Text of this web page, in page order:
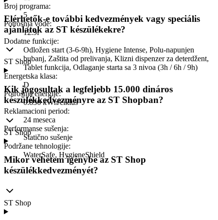
Broj programa:
5
Potrošnja vode:
12.9l
Dodatne funkcije:
Odložen start (3-6-9h), Hygiene Intense, Polu-napunjen
bubanj, Zaštita od prelivanja, Klizni dispenzer za deterdžent,
Tablet funkcija, Odlaganje starta sa 3 nivoa (3h / 6h / 9h)
Energetska klasa:
D
Potrošnja energije:
0.836 kWh/ciklus
Reklamacioni period:
24 meseca
Performanse sušenja:
Statično sušenje
Podržane tehnologije:
WaterSafe, HygieneShield
Elérhetők-e további kedvezmények vagy speciális
ajánlatok az ST készülékekre?
ST Shop
Kik jogosultak a legfeljebb 15.000 dináros
készülékkedvezményre az ST Shopban?
ST Shop
Mikor vehetem igénybe az ST Shop
készülékkedvezményét?
ST Shop